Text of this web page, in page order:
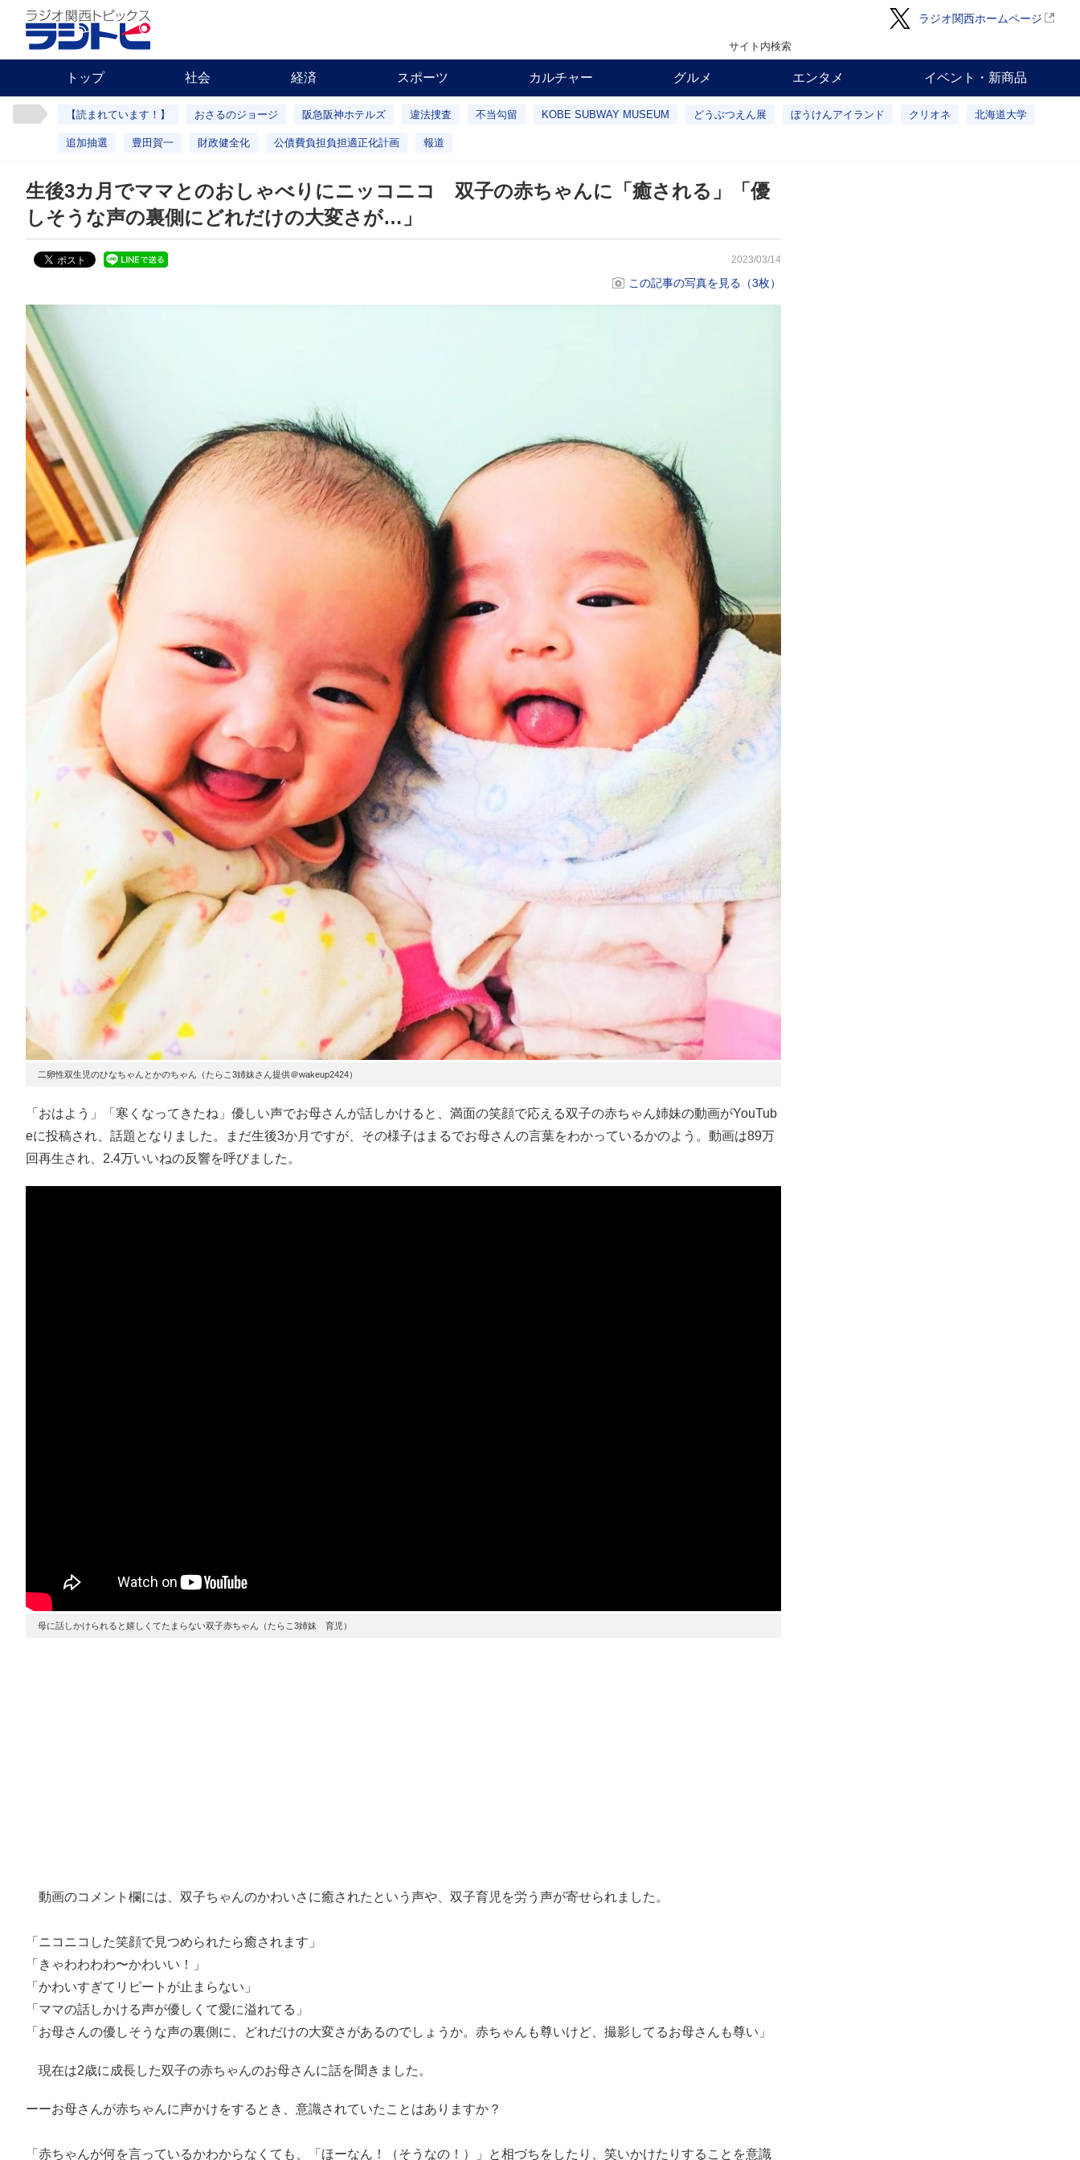
ラジオ関西ホームページ
サイト内検索
トップ 社会 経済 スポーツ カルチャー グルメ エンタメ イベント・新商品
【読まれています！】 おさるのジョージ 阪急阪神ホテルズ 違法捜査 不当勾留 KOBE SUBWAY MUSEUM どうぶつえん展 ぼうけんアイランド クリオネ 北海道大学
追加抽選 豊田賀一 財政健全化 公債費負担負担適正化計画 報道
生後3カ月でママとのおしゃべりにニッコニコ 双子の赤ちゃんに「癒される」「優
しそうな声の裏側にどれだけの大変さが…」
2023/03/14
この記事の写真を見る（3枚）
二卵性双生児のひなちゃんとかのちゃん（たらこ3姉妹さん提供＠wakeup2424）
「おはよう」「寒くなってきたね」優しい声でお母さんが話しかけると、満面の笑顔で応える双子の赤ちゃん姉妹の動画がYouTub
eに投稿され、話題となりました。まだ生後3か月ですが、その様子はまるでお母さんの言葉をわかっているかのよう。動画は89万
回再生され、2.4万いいねの反響を呼びました。
母に話しかけられると嬉しくてたまらない双子赤ちゃん（たらこ3姉妹 育児）
動画のコメント欄には、双子ちゃんのかわいさに癒されたという声や、双子育児を労う声が寄せられました。
「ニコニコした笑顔で見つめられたら癒されます」
「きゃわわわわ〜かわいい！」
「かわいすぎてリピートが止まらない」
「ママの話しかける声が優しくて愛に溢れてる」
「お母さんの優しそうな声の裏側に、どれだけの大変さがあるのでしょうか。赤ちゃんも尊いけど、撮影してるお母さんも尊い」
現在は2歳に成長した双子の赤ちゃんのお母さんに話を聞きました。
ーーお母さんが赤ちゃんに声かけをするとき、意識されていたことはありますか？
「赤ちゃんが何を言っているかわからなくても、「ほーなん！（そうなの！）」と相づちをしたり、笑いかけたりすることを意識